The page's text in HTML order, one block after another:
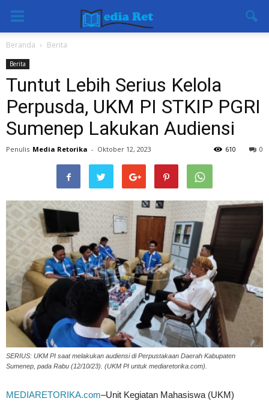
Beranda Berita
Berita
Tuntut Lebih Serius Kelola
Perpusda, UKM PI STKIP PGRI
Sumenep Lakukan Audiensi
Penulis Media Retorika - Oktober 12, 2023 0
610
SERIUS: UKM PI saat melakukan audiensi di Perpustakaan Daerah Kabupaten
Sumenep, pada Rabu (12/10/23). (UKM PI untuk mediaretorika.com).
MEDIARETORIKA.com–Unit Kegiatan Mahasiswa (UKM)